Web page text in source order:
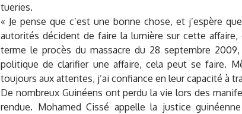
tueries.
« Je pense que c’est une bonne chose, et j’espère
autorités décident de faire la lumière sur cette
terme le procès du massacre du 28 septembre
politique de clarifier une affaire, cela peut se faire.
toujours aux attentes, j’ai confiance en leur capacité à
De nombreux Guinéens ont perdu la vie lors des
rendue. Mohamed Cissé appelle la justice